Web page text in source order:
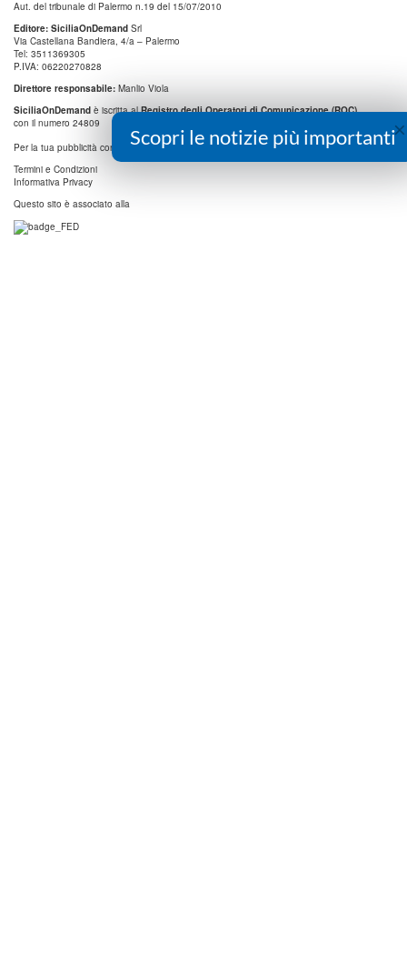
Aut. del tribunale di Palermo n.19 del 15/07/2010
Editore: SiciliaOnDemand Srl
Via Castellana Bandiera, 4/a – Palermo
Tel: 3511369305
P.IVA: 06220270828
Direttore responsabile: Manlio Viola
SiciliaOnDemand è iscritta alRegistro degli Operatori di Comunicazione (ROC)
con il numero 24809
Per la tua pubblicità contatta:info@digitrend.it
Termini e Condizioni
Informativa Privacy
Questo sito è associato alla
×
Scopri le notizie più importanti